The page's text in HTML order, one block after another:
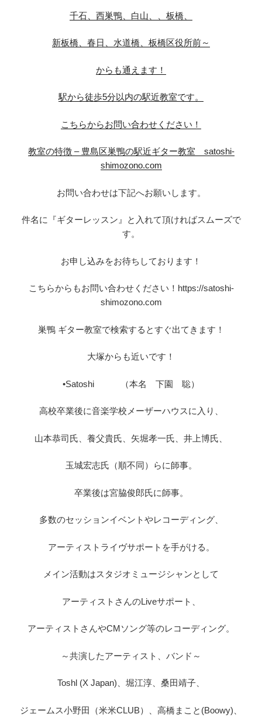
千石、西巣鴨、白山、、板橋、
新板橋、春日、水道橋、板橋区役所前～
からも通えます！
駅から徒歩5分以内の駅近教室です。
こちらからお問い合わせください！
教室の特徴 – 豊島区巣鴨の駅近ギター教室 satoshi-
shimozono.com
お問い合わせは下記へお願いします。
件名に『ギターレッスン』と入れて頂ければスムーズで
す。
お申し込みをお待ちしております！
こちらからもお問い合わせください！https://satoshi-
shimozono.com
巣鴨 ギター教室で検索するとすぐ出てきます！
大塚からも近いです！
•Satoshi （本名 下園 聡）
高校卒業後に音楽学校メーザーハウスに入り、
山本恭司氏、養父貴氏、矢堀孝一氏、井上博氏、
玉城宏志氏（順不同）らに師事。
卒業後は宮脇俊郎氏に師事。
多数のセッションイベントやレコーディング、
アーティストライヴサポートを手がける。
メイン活動はスタジオミュージシャンとして
アーティストさんのLiveサポート、
アーティストさんやCMソング等のレコーディング。
～共演したアーティスト、バンド～
Toshl (X Japan)、堀江淳、桑田靖子、
ジェームス小野田（米米CLUB）、高橋まこと(Boowy)、